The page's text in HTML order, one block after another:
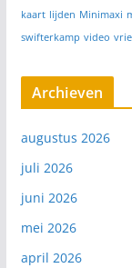
kaart lijden Minimaxi
swifterkamp video
Archieven
augustus 2026
juli 2026
juni 2026
mei 2026
april 2026